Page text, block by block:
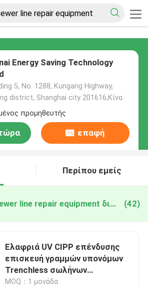
Energy Saving Technology
5, No. 1288, Kungang Highway,
district, Shanghai city 201616,Κίνα
προμηθευτής
επαφή
Περίπου εμείς
trenchless sewer line repair equipment διαδικτυακή κατασκευή (42)
Ελαφριά UV CIPP επένδυσης
επισκευή γραμμών υπονόμων
Trenchless σωλήνων
κατασκευαστών δημοτική
MOQ：1 μονάδα